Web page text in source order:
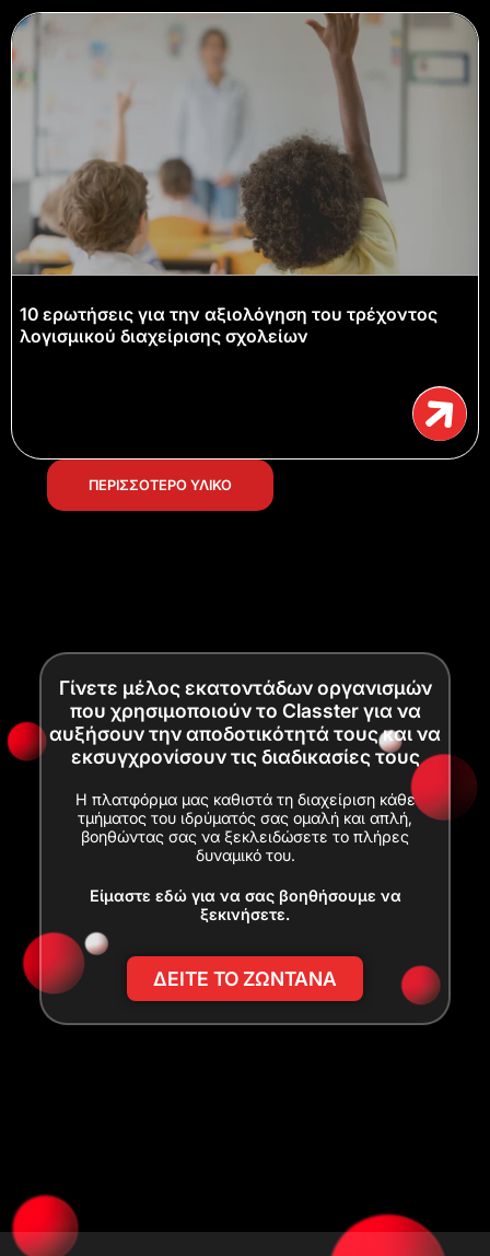
10 ερωτήσεις για την αξιολόγηση του τρέχοντος
λογισμικού διαχείρισης σχολείων
ΠΕΡΙΣΣΟΤΕΡΟ ΥΛΙΚΟ
Γίνετε μέλος εκατοντάδων οργανισμών
που χρησιμοποιούν το Classter για να
αυξήσουν την αποδοτικότητά τους και να
εκσυγχρονίσουν τις διαδικασίες τους
Η πλατφόρμα μας καθιστά τη διαχείριση κάθε
τμήματος του ιδρύματός σας ομαλή και απλή,
βοηθώντας σας να ξεκλειδώσετε το πλήρες
δυναμικό του.
Είμαστε εδώ για να σας βοηθήσουμε να
ξεκινήσετε.
ΔΕΙΤΕ ΤΟ ΖΩΝΤΑΝΑ